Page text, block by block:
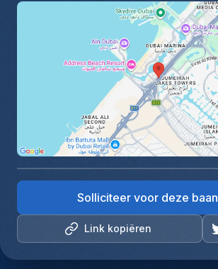
Link kopiëren
Solliciteer voor deze baan